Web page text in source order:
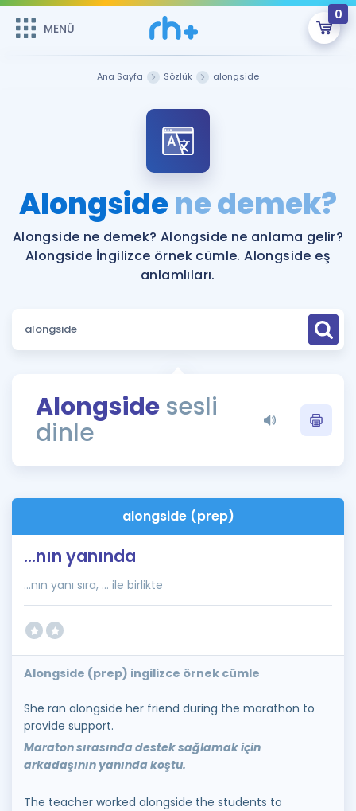
MENÜ
0
ÜYE DEĞİLİM
Sepetin Şu An Boş.
Remzi Hoca ile seni sınava hazırlayacak onlarca eğitim seni
bekliyor!
MENÜ
Katılımcı Görüşleri
Faydalı Araçlar
Sözlük
Rehberlik Aracı
ÖSYM Sınav Takvimi
İngilizce Gramer
Hakkımızda
Ana Sayfa Sözlük alongside
Alongsidene demek?
Alongside ne demek? Alongside ne anlama gelir?
Alongside İngilizce örnek cümle. Alongside eş
anlamlıları.
Alongside sesli
dinle
alongside (prep)
...nın yanında
...nın yanı sıra, ... ile birlikte
Alongside (prep) ingilizce örnek cümle
She ran alongside her friend during the marathon to
provide support.
Maraton sırasında destek sağlamak için
arkadaşının yanında koştu.
The teacher worked alongside the students to